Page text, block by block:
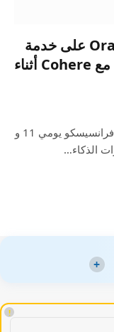
يؤكد مؤسس Oracle Larry Ellison على خدمة
الذكاء الاصطناعي العامة الجديدة مع Cohere أثناء
انضم إلى كبار المديرين التنفيذيين في سان فرانسيسكو يومي 11 و
+
!